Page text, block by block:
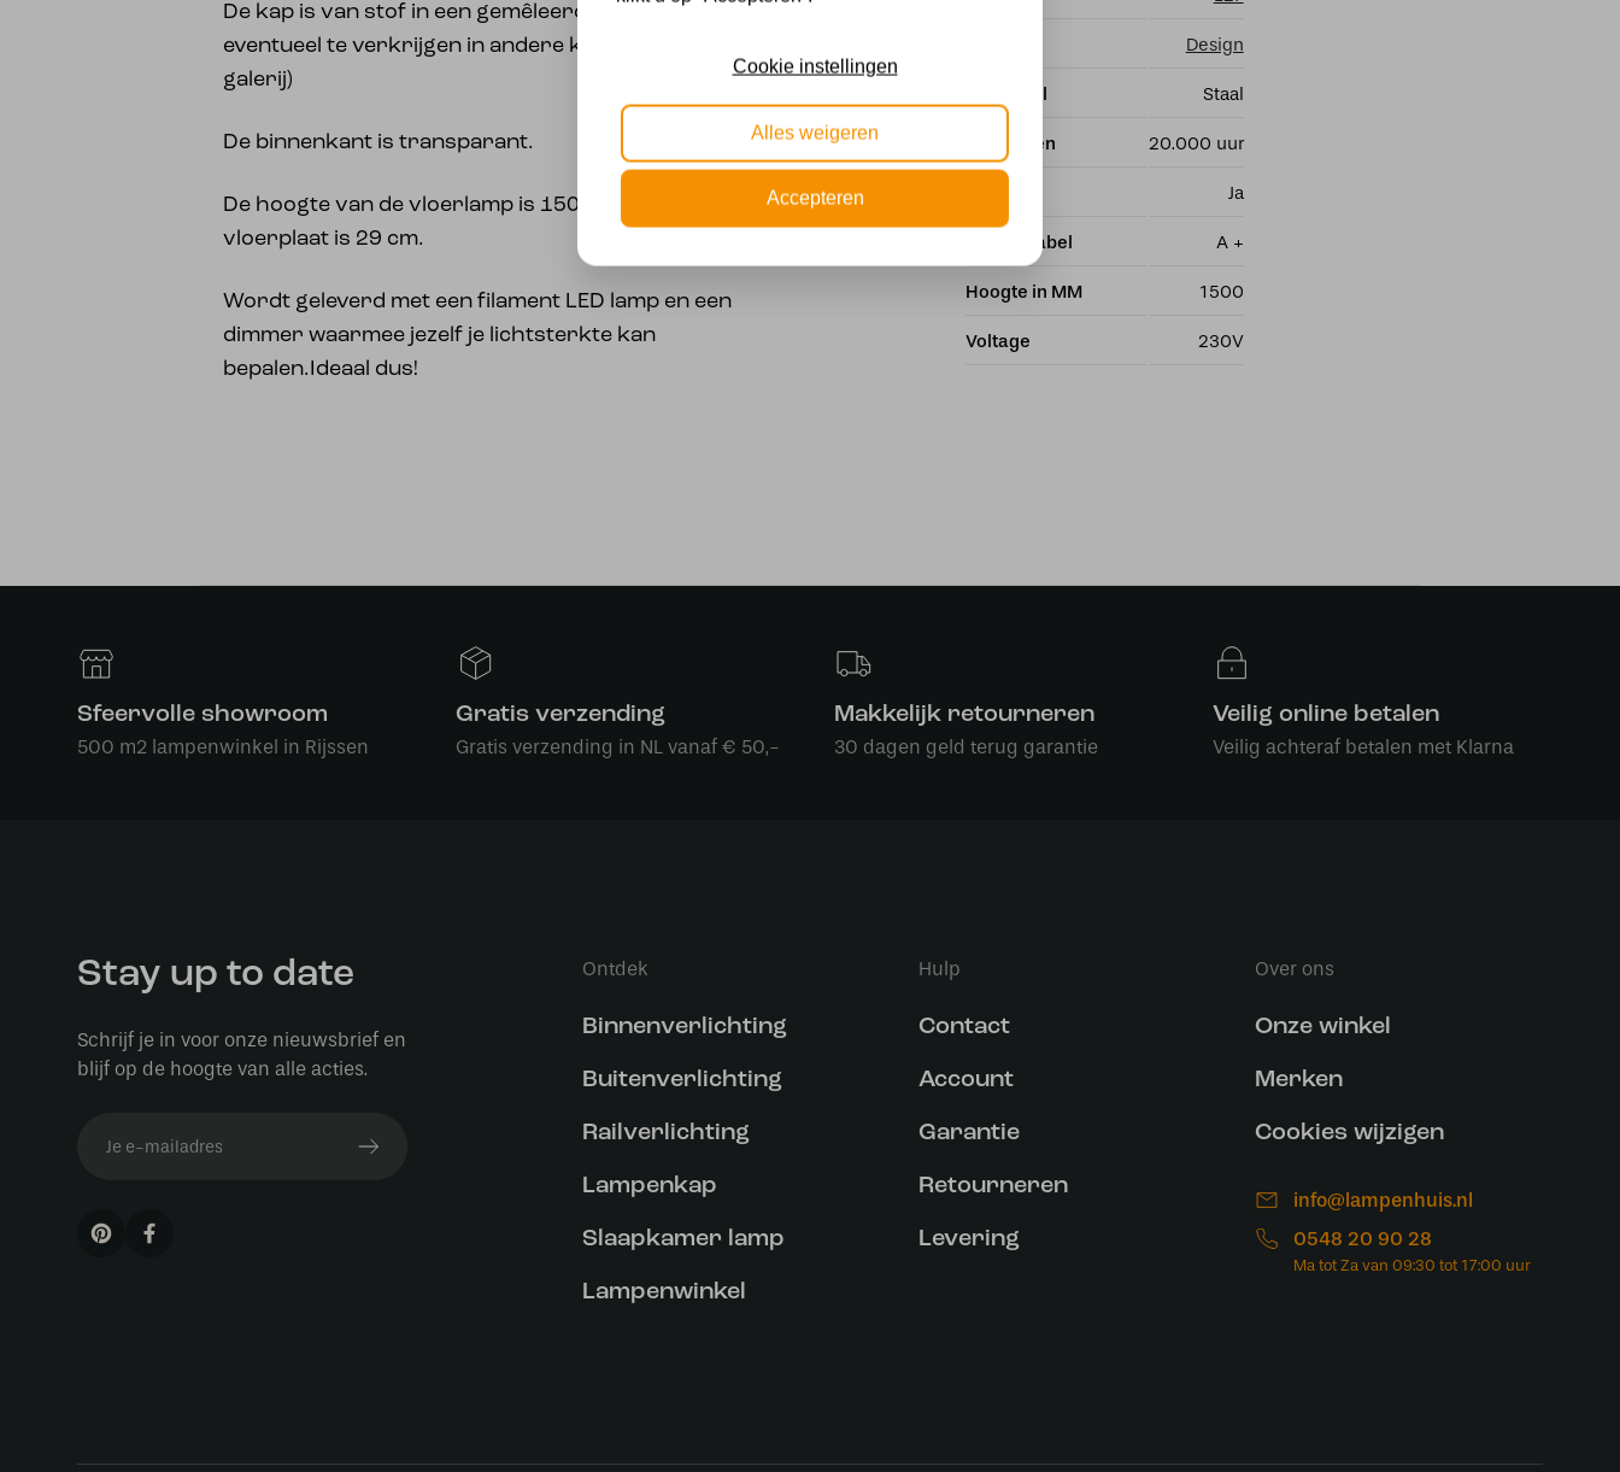
De kap is van stof in een gemêleerde grijs teint en is
eventueel te verkrijgen in andere kleuren ( zie foto
galerij)
De binnenkant is transparant.
De hoogte van de vloerlamp is 150 cm en de
vloerplaat is 29 cm.
Wordt geleverd met een filament LED lamp en een
dimmer waarmee jezelf je lichtsterkte kan
bepalen.Ideaal dus!
Design
Materiaal Staal
Branduren 20.000 uur
Ja
Energielabel A +
Hoogte in MM 1500
Voltage 230V
Sfeervolle showroom
500 m2 lampenwinkel in Rijssen
Gratis verzending
Gratis verzending in NL vanaf € 50,-
Makkelijk retourneren
30 dagen geld terug garantie
Veilig online betalen
Veilig achteraf betalen met Klarna
Stay up to date
Schrijf je in voor onze nieuwsbrief en
blijf op de hoogte van alle acties.
Ontdek
Binnenverlichting
Buitenverlichting
Railverlichting
Lampenkap
Slaapkamer lamp
Lampenwinkel
Hulp
Contact
Account
Garantie
Retourneren
Levering
Over ons
Onze winkel
Merken
Cookies wijzigen
info@lampenhuis.nl
0548 20 90 28
Cookie instellingen
Alles weigeren
Accepteren